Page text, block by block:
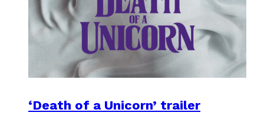
‘Death of a Unicorn’ trailer